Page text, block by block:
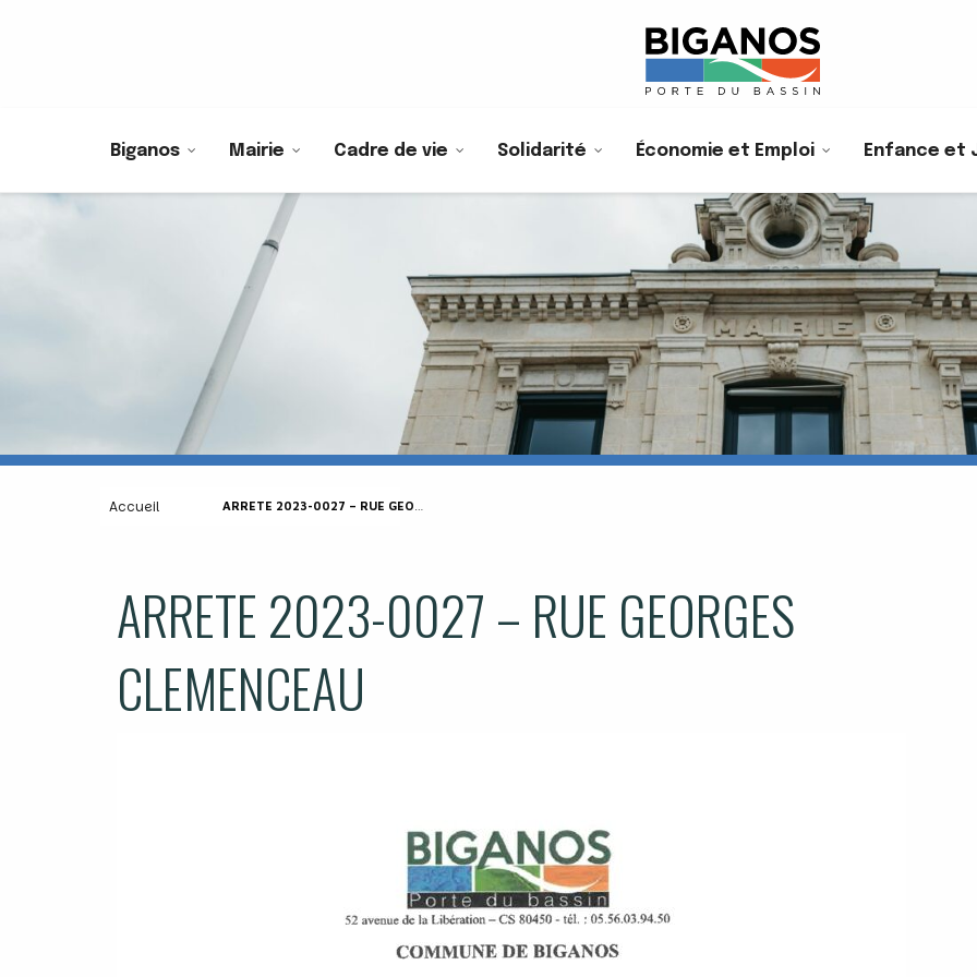
Biganos Mairie Cadre de vie Solidarité Économie et Emploi Enfance et
Accueil ARRETE 2023-0027 – RUE GEORGES CLEMENCEAU
ARRETE 2023-0027 – RUE GEORGES
CLEMENCEAU